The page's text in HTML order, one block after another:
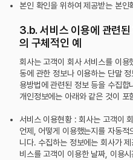
본인 확인을 위하여 제공받는 본인
3.b. 서비스 이용에 관련된
의 구체적인 예
회사는 고객이 회사 서비스를 이용
동에 관한 정보나 이용하는 단말
용방법에 관련된 정보 등을 수집합
개인정보에는 아래와 같은 것이 포
서비스 이용현황 : 회사는 고객이
언제, 어떻게 이용했는지를 자동적
니다. 수집하는 정보에는 회사가
비스를 고객이 이용한 날짜, 이용